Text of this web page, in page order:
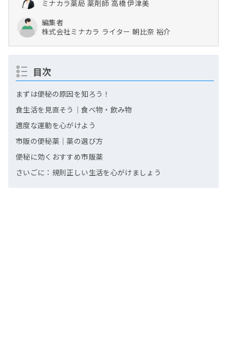
ミナカラ薬局 薬剤師 高橋 伊津美
編集者
株式会社ミナカラ ライター 朝比奈 裕介
目次
まずは便秘の原因を知ろう！
食生活を見直そう｜食べ物・飲み物
適度な運動を心がけよう
市販の便秘薬｜薬の選び方
便秘に効くおすすめ市販薬
さいごに：規則正しい生活を心がけましょう